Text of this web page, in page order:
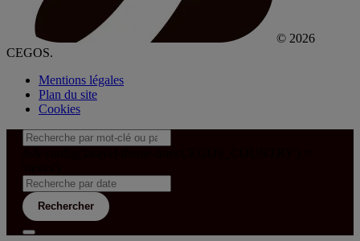
© 2026
CEGOS.
Mentions légales
Plan du site
Cookies
Rechercher